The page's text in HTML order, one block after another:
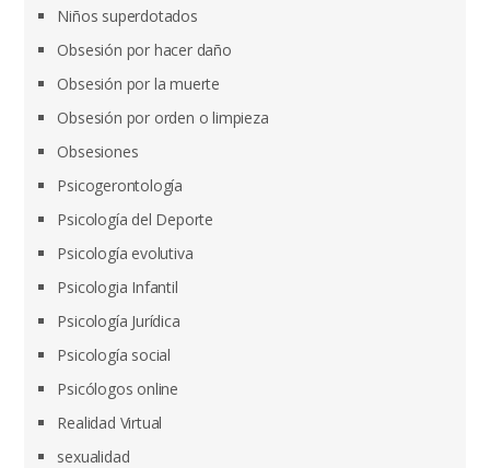
Niños superdotados
Obsesión por hacer daño
Obsesión por la muerte
Obsesión por orden o limpieza
Obsesiones
Psicogerontología
Psicología del Deporte
Psicología evolutiva
Psicologia Infantil
Psicología Jurídica
Psicología social
Psicólogos online
Realidad Virtual
sexualidad